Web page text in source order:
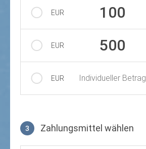
EUR 100
EUR 500
EUR Individueller Betrag
3 Zahlungsmittel wählen